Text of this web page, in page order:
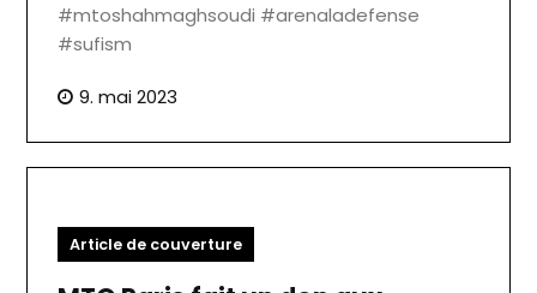
#mtoshahmaghsoudi #arenaladefense
#sufism
9. mai 2023
Article de couverture